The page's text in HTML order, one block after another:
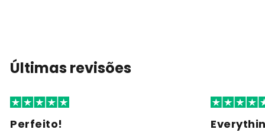
Últimas revisões
Perfeito!